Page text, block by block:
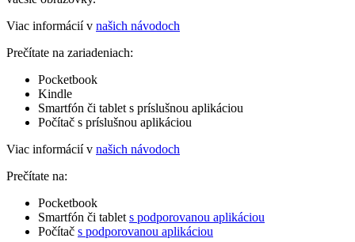
Viac informácií v našich návodoch
Prečítate na zariadeniach:
Pocketbook
Kindle
Smartfón či tablet s príslušnou aplikáciou
Počítač s príslušnou aplikáciou
Viac informácií v našich návodoch
Prečítate na:
Pocketbook
Smartfón či tablet s podporovanou aplikáciou
Počítač s podporovanou aplikáciou